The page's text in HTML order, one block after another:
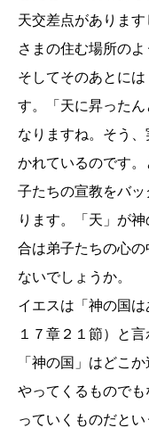
天交差点がありま
さまの住む場所のよ
そしてそのあとに
す。「天に昇ったん
なりますね。そう
かれているのです
子たちの宣教をバ
ります。「天」が
合は弟子たちの心
ないでしょうか。
イエスは「神の国
１７章２１節）と
「神の国」はどこ
やってくるもので
っていくものだと